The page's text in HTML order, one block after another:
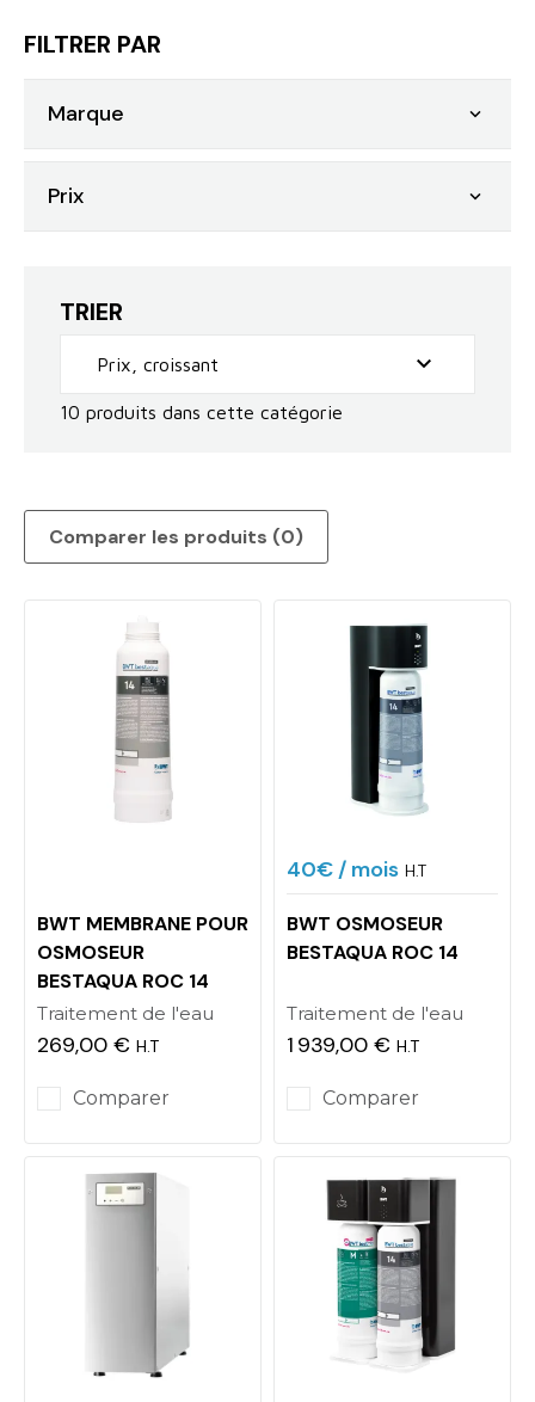
FILTRER PAR
Marque 
Prix 
10 produits dans cette catégorie
TRIER
Prix, croissant 
Comparer les produits (0)‎
BWT MEMBRANE POUR
OSMOSEUR
BESTAQUA ROC 14
Traitement de l'eau
269,00 € H.T
Comparer
40€/ mois H.T
BWT OSMOSEUR
BESTAQUA ROC 14
Traitement de l'eau
1 939,00 € H.T
Comparer